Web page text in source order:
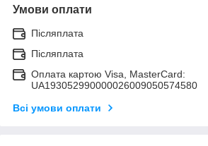
Умови оплати
Післяплата
Післяплата
Оплата картою Visa, MasterCard:
UA193052990000026009050574580
Всі умови оплати